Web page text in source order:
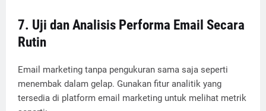
7. Uji dan Analisis Performa Email Secara
Rutin
Email marketing tanpa pengukuran sama saja seperti
menembak dalam gelap. Gunakan fitur analitik yang
tersedia di platform email marketing untuk melihat metrik